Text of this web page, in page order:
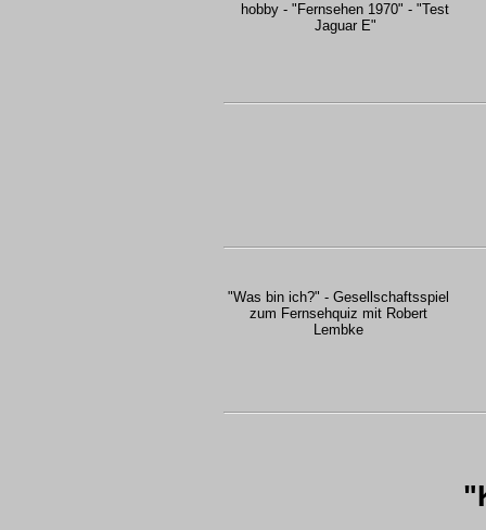
hobby - "Fernsehen 1970" - "Test
Jaguar E"
"Was bin ich?" - Gesellschaftsspiel
zum Fernsehquiz mit Robert
Lembke